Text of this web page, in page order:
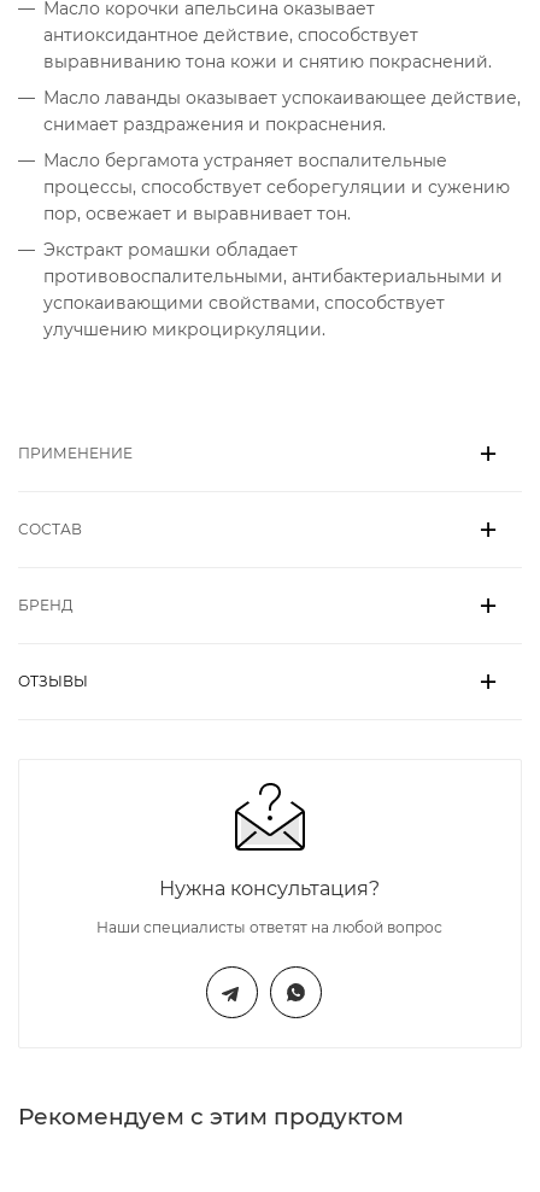
Масло корочки апельсина оказывает
антиоксидантное действие, способствует
выравниванию тона кожи и снятию покраснений.
Масло лаванды оказывает успокаивающее действие,
снимает раздражения и покраснения.
Масло бергамота устраняет воспалительные
процессы, способствует себорегуляции и сужению
пор, освежает и выравнивает тон.
Экстракт ромашки обладает
противовоспалительными, антибактериальными и
успокаивающими свойствами, способствует
улучшению микроциркуляции.
ПРИМЕНЕНИЕ
СОСТАВ
БРЕНД
ОТЗЫВЫ
Нужна консультация?
Наши специалисты ответят на любой вопрос
Рекомендуем с этим продуктом